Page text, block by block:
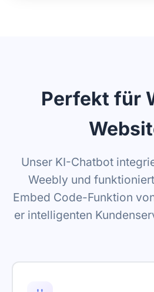
Perfekt für
Unser KI-Chatbot
Weebly und
Embed Code-Funktion
er intelligenten